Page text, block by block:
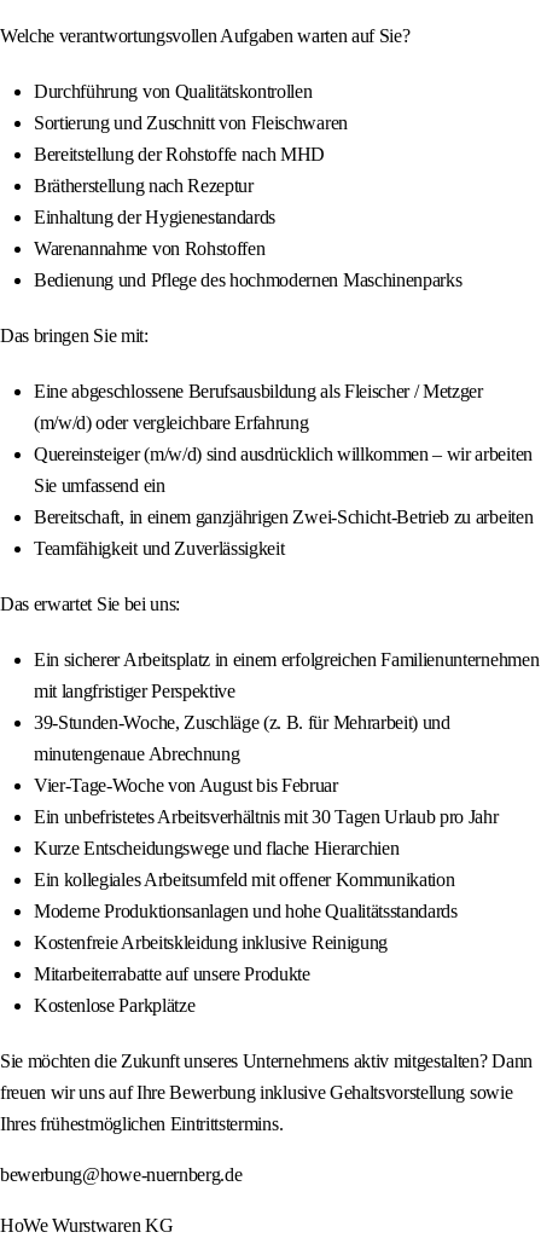
Welche verantwortungsvollen Aufgaben warten auf Sie?
Durchführung von Qualitätskontrollen
Sortierung und Zuschnitt von Fleischwaren
Bereitstellung der Rohstoffe nach MHD
Brätherstellung nach Rezeptur
Einhaltung der Hygienestandards
Warenannahme von Rohstoffen
Bedienung und Pflege des hochmodernen Maschinenparks
Das bringen Sie mit:
Eine abgeschlossene Berufsausbildung als Fleischer / Metzger
(m/w/d) oder vergleichbare Erfahrung
Quereinsteiger (m/w/d) sind ausdrücklich willkommen – wir arbeiten
Sie umfassend ein
Bereitschaft, in einem ganzjährigen Zwei-Schicht-Betrieb zu arbeiten
Teamfähigkeit und Zuverlässigkeit
Das erwartet Sie bei uns:
Ein sicherer Arbeitsplatz in einem erfolgreichen Familienunternehmen
mit langfristiger Perspektive
39-Stunden-Woche, Zuschläge (z. B. für Mehrarbeit) und
minutengenaue Abrechnung
Vier-Tage-Woche von August bis Februar
Ein unbefristetes Arbeitsverhältnis mit 30 Tagen Urlaub pro Jahr
Kurze Entscheidungswege und flache Hierarchien
Ein kollegiales Arbeitsumfeld mit offener Kommunikation
Moderne Produktionsanlagen und hohe Qualitätsstandards
Kostenfreie Arbeitskleidung inklusive Reinigung
Mitarbeiterrabatte auf unsere Produkte
Kostenlose Parkplätze
Sie möchten die Zukunft unseres Unternehmens aktiv mitgestalten? Dann
freuen wir uns auf Ihre Bewerbung inklusive Gehaltsvorstellung sowie
Ihres frühestmöglichen Eintrittstermins.
bewerbung@howe-nuernberg.de
HoWe Wurstwaren KG